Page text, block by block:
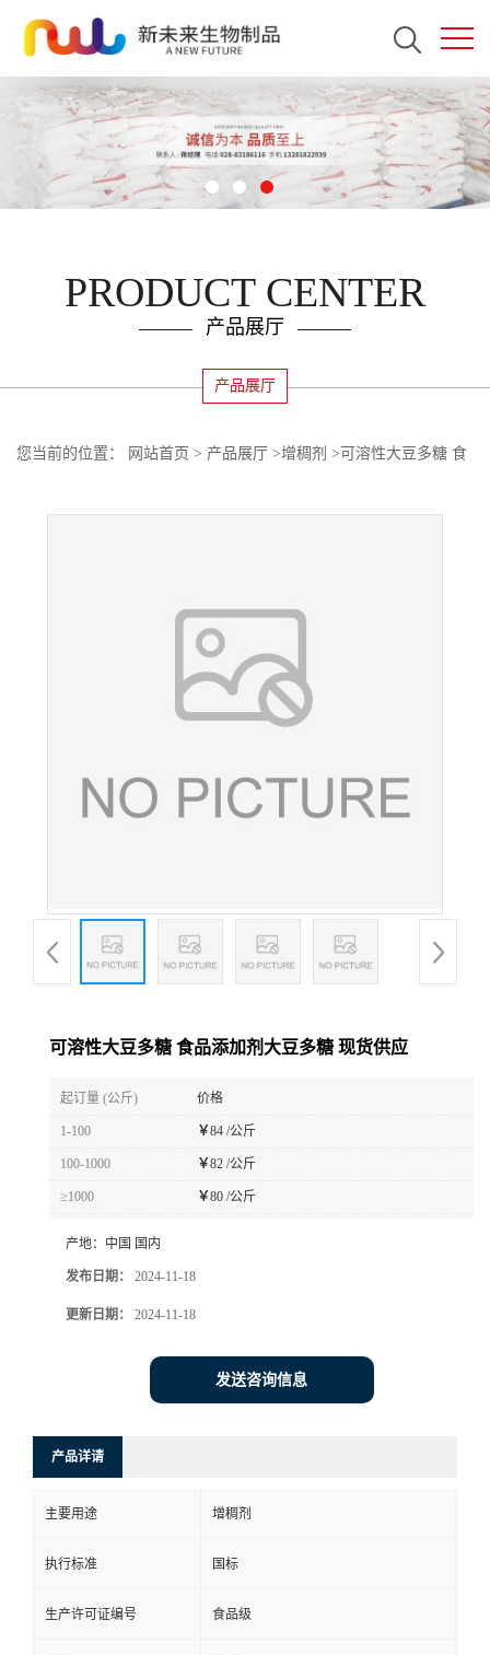
PRODUCT CENTER
产品展厅
产品展厅
您当前的位置： 网站首页 > 产品展厅 >增稠剂 > 可溶性大豆多糖 食
可溶性大豆多糖 食品添加剂大豆多糖 现货供应
起订量 (公斤) 价格
1-100 ￥84 /公斤
100-1000 ￥82 /公斤
≥1000 ￥80 /公斤
产地： 中国 国内
发布日期： 2024-11-18
更新日期： 2024-11-18
发送咨询信息
产品详请
主要用途 增稠剂
执行标准 国标
生产许可证编号 食品级